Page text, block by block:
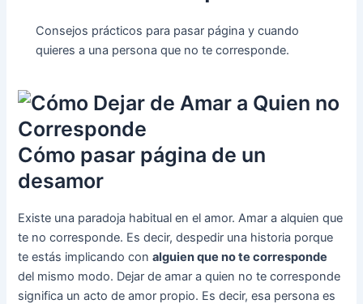
Consejos prácticos para pasar página y cuando
quieres a una persona que no te corresponde.
Cómo pasar página de un
desamor
Existe una paradoja habitual en el amor. Amar a alquien que
te no corresponde. Es decir, despedir una historia porque
te estás implicando conalguien que no te corresponde
del mismo modo. Dejar de amar a quien no te corresponde
significa un acto de amor propio. Es decir, esa persona es